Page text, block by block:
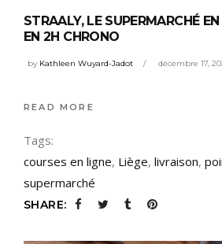
STRAALY, LE SUPERMARCHÉ
EN 2H CHRONO
by Kathleen Wuyard-Jadot décembre 17,
READ MORE
Tags:
courses en ligne, Liège, livraison,
supermarché
SHARE: